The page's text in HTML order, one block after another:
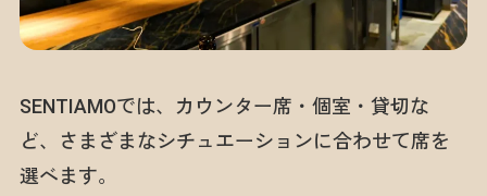
SENTIAMOでは、カウンター席・個室・貸切な
ど、さまざまなシチュエーションに合わせて席を
選べます。